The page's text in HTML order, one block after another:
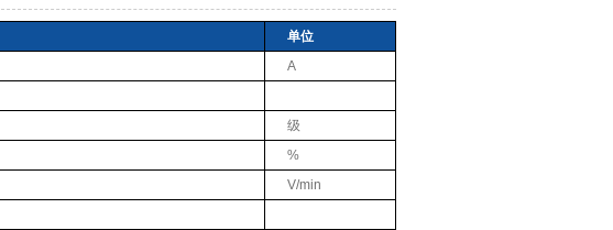
单位
A
级
%
V/min